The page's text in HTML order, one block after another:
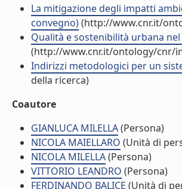
La mitigazione degli impatti
convegno)(http://www.cnr.it/
Qualità e sostenibilità urbana
(http://www.cnr.it/ontology/cnr/
Indirizzi metodologici per un
della ricerca)
Coautore
GIANLUCA MILELLA(Persona)
NICOLA MAIELLARO (Unità di
NICOLA MILELLA(Persona)
VITTORIO LEANDRO (Persona)
FERDINANDO BALICE (Unità di